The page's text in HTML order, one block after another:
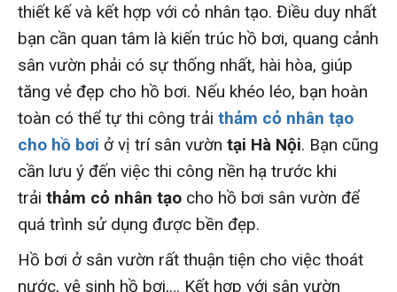
thiết kế và kết hợp với cỏ nhân tạo. Điều duy nhất
bạn cần quan tâm là kiến trúc hồ bơi, quang cảnh
sân vườn phải có sự thống nhất, hài hòa, giúp
tăng vẻ đẹp cho hồ bơi. Nếu khéo léo, bạn hoàn
toàn có thể tự thi công trải thảm cỏ nhân tạo
cho hồ bơi ở vị trí sân vườn tại Hà Nội. Bạn cũng
cần lưu ý đến việc thi công nền hạ trước khi
trải thảm cỏ nhân tạo cho hồ bơi sân vườn để
quá trình sử dụng được bền đẹp.
Hồ bơi ở sân vườn rất thuận tiện cho việc thoát
nước, vệ sinh hồ bơi,… Kết hợp với sân vườn